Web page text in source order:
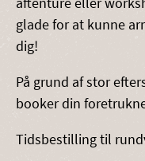
glade for at kunne
dig!
På grund af stor
booker din
Tidsbestilling til